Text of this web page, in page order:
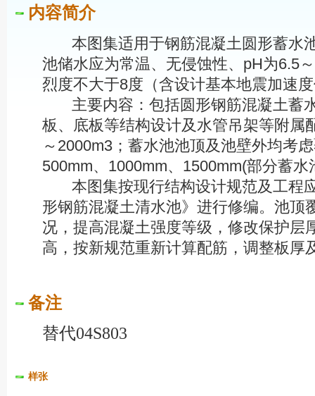
内容简介
本图集适用于钢筋混凝土圆形蓄水
池储水应为常温、无侵蚀性、pH为6.5
烈度不大于8度（含设计基本地震加速
主要内容：包括圆形钢筋混凝土蓄
板、底板等结构设计及水管吊架等附属
～2000m3；蓄水池池顶及池壁外均考
500mm、1000mm、1500mm(部分蓄水
本图集按现行结构设计规范及工程
形钢筋混凝土清水池》进行修编。池顶
况，提高混凝土强度等级，修改保护层
高，按新规范重新计算配筋，调整板厚
备注
替代04S803
样张